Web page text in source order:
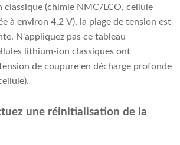
(chimie NMC/LCO, cellule
à environ 4,2 V), la plage de tension est
N'appliquez pas ce tableau
lithium-ion classiques ont
de coupure en décharge profonde
une réinitialisation de la